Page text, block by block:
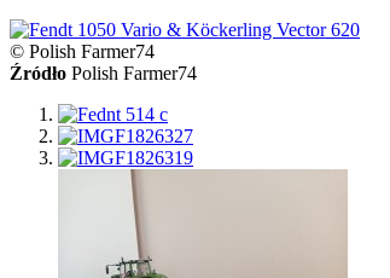
© Polish Farmer74
Źródło Polish Farmer74